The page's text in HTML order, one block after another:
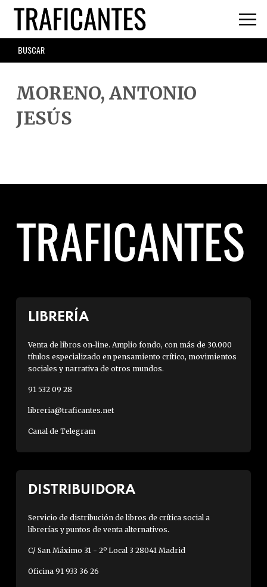
Skip
main
content
SEARCH
FORM
MORENO, ANTONIO
JESÚS
LIBRERÍA
Venta de libros on-line. Amplio fondo, con más de 30.000
títulos especializado en pensamiento crítico, movimientos
sociales y narrativa de otros mundos.
91 532 09 28
libreria@traficantes.net
Canal de Telegram
DISTRIBUIDORA
Servicio de distribución de libros de crítica social a
librerías y puntos de venta alternativos.
C/ San Máximo 31 - 2º Local 3 28041 Madrid
Oficina 91 933 36 26